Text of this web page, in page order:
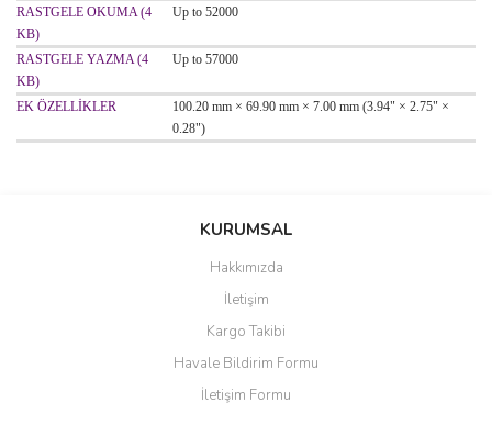
RASTGELE OKUMA (4
KB)
Up to 52000
RASTGELE YAZMA (4
KB)
Up to 57000
EK ÖZELLİKLER
100.20 mm × 69.90 mm × 7.00 mm (3.94" × 2.75" ×
0.28")
Bu ürüne ilk yorumu siz yapın!
Yorum Yaz
Ürün resmi kalitesiz, bozuk veya görüntülenemiyor.
Ürün açıklamasında eksik bilgiler bulunuyor.
Ürün bilgilerinde hatalar bulunuyor.
Ürün fiyatı diğer sitelerden daha pahalı.
KURUMSAL
Hakkımızda
İletişim
Kargo Takibi
Havale Bildirim Formu
İletişim Formu